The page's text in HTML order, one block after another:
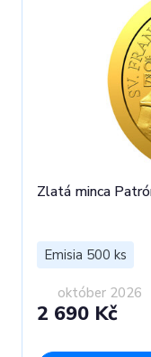
Zlatá minca
Emisia 500 ks
október 2026
2 690 Kč